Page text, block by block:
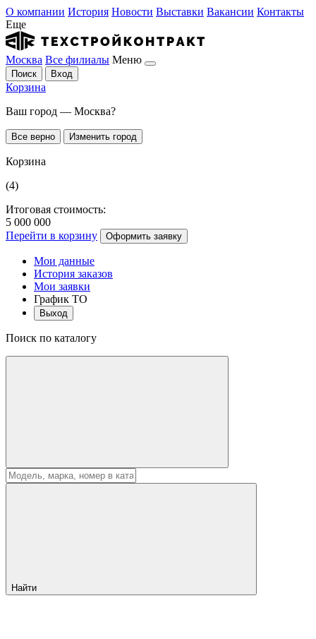
О компании История Новости Выставки Вакансии Контакты
Еще
Москва Все филиалы Меню
Поиск Вход
Корзина
Ваш город — Москва?
Все верно Изменить город
Корзина
(4)
Итоговая стоимость:
5 000 000
Перейти в корзину
Оформить заявку
Мои данные
История заказов
Мои заявки
График ТО
Выход
Поиск по каталогу
Найти